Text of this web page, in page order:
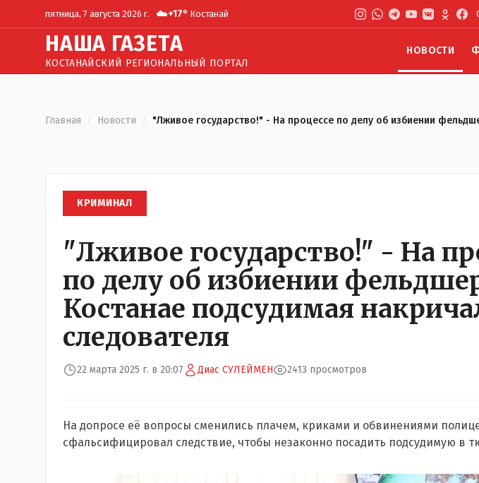
пятница, 7 августа 2026 г. ☁️+17° Костанай
НАША ГАЗЕТА
КОСТАНАЙСКИЙ РЕГИОНАЛЬНЫЙ ПОРТАЛ
НОВОСТИ
Главная / Новости / "Лживое государство!" - На процессе по делу об избиении
КРИМИНАЛ
"Лживое государство!" - На
по делу об избиении
Костанае подсудимая
следователя
22 марта 2025 г. в 20:07 Диас СУЛЕЙМЕН 2413 просмотров
На допросе её вопросы сменились плачем, криками и обвинениями
сфальсифицировал следствие, чтобы незаконно посадить подсудимую в